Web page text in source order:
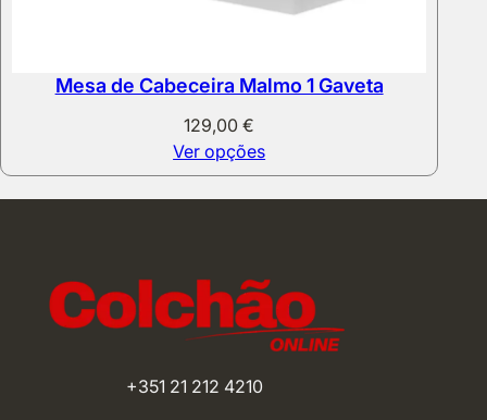
Mesa de Cabeceira Malmo 1 Gaveta
129,00€
Ver opções
+351 21 212 4210